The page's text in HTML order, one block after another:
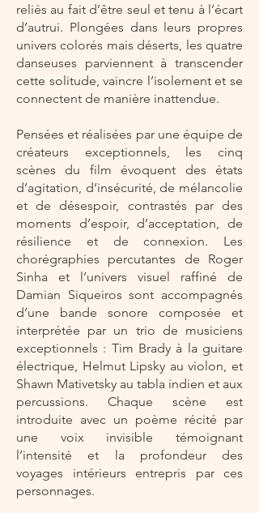
reliés au fait d’être seul et tenu à l’écart
d’autrui. Plongées dans leurs propres
univers colorés mais déserts, les quatre
danseuses parviennent à transcender
cette solitude, vaincre l’isolement et se
connectent de manière inattendue.
Pensées et réalisées par une équipe de
créateurs exceptionnels, les cinq
scènes du film évoquent des états
d’agitation, d’insécurité, de mélancolie
et de désespoir, contrastés par des
moments d’espoir, d’acceptation, de
résilience et de connexion. Les
chorégraphies percutantes de Roger
Sinha et l’univers visuel raffiné de
Damian Siqueiros sont accompagnés
d’une bande sonore composée et
interprétée par un trio de musiciens
exceptionnels : Tim Brady à la guitare
électrique, Helmut Lipsky au violon, et
Shawn Mativetsky au tabla indien et aux
percussions. Chaque scène est
introduite avec un poème récité par
une voix invisible témoignant
l’intensité et la profondeur des
voyages intérieurs entrepris par ces
personnages.